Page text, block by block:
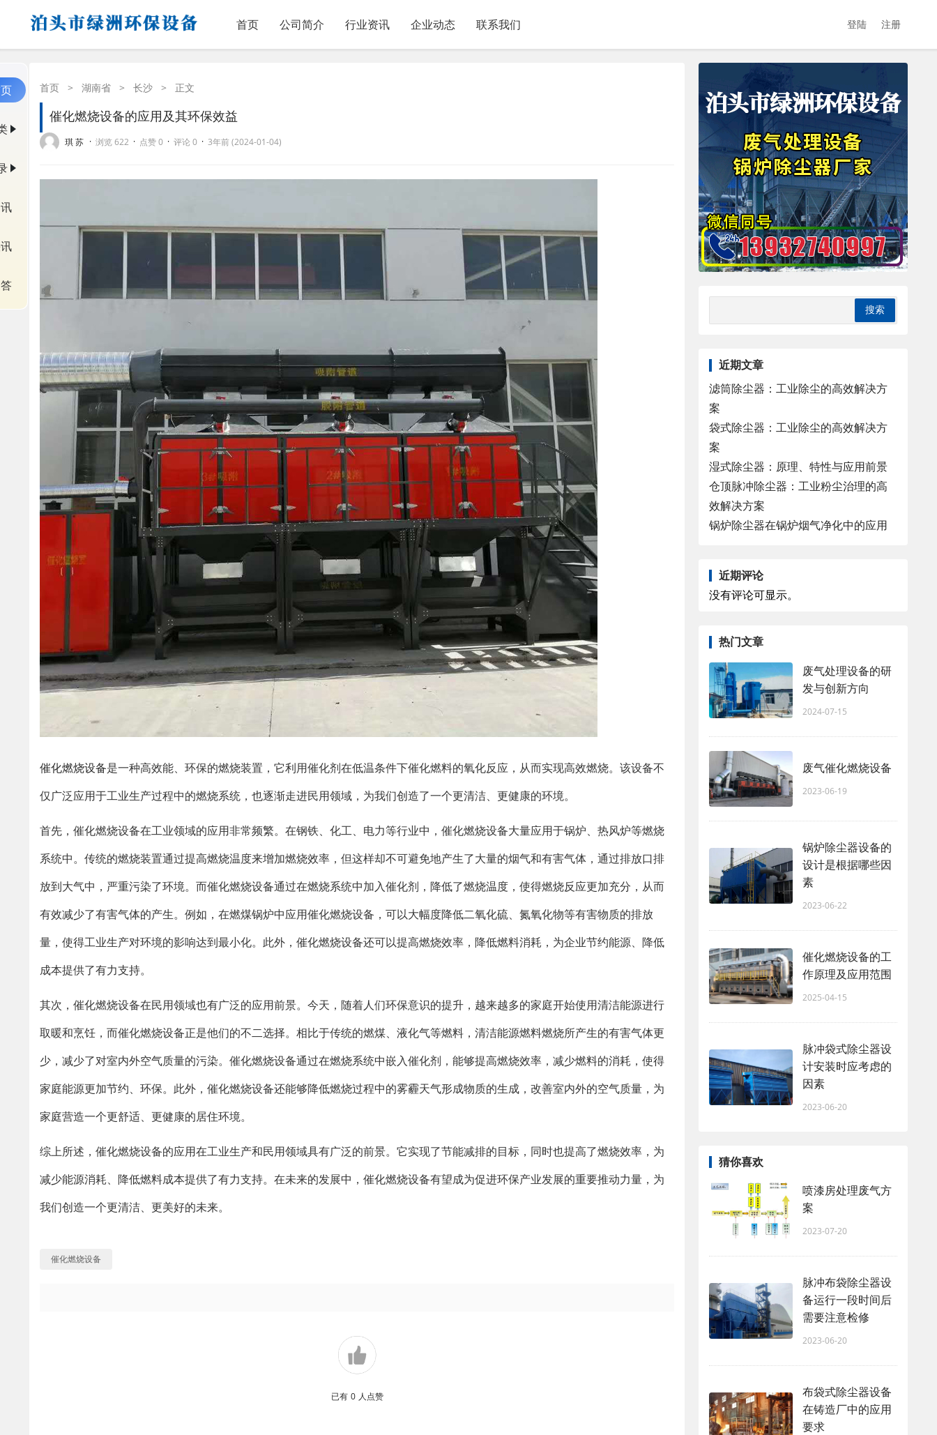
首页 公司简介 行业资讯 企业动态 联系我们 登陆 注册
首页 > 湖南省 > 长沙 > 正文
催化燃烧设备的应用及其环保效益
琪 苏 · 浏览 622 · 点赞 0 · 评论 0 · 3年前 (2024-01-04)
催化燃烧设备是一种高效能、环保的燃烧装置，它利用催化剂在低温条件下催化燃料的氧化反应，从而实现高效燃烧。该设备不
仅广泛应用于工业生产过程中的燃烧系统，也逐渐走进民用领域，为我们创造了一个更清洁、更健康的环境。
首先，催化燃烧设备在工业领域的应用非常频繁。在钢铁、化工、电力等行业中，催化燃烧设备大量应用于锅炉、热风炉等燃烧
系统中。传统的燃烧装置通过提高燃烧温度来增加燃烧效率，但这样却不可避免地产生了大量的烟气和有害气体，通过排放口排
放到大气中，严重污染了环境。而催化燃烧设备通过在燃烧系统中加入催化剂，降低了燃烧温度，使得燃烧反应更加充分，从而
有效减少了有害气体的产生。例如，在燃煤锅炉中应用催化燃烧设备，可以大幅度降低二氧化硫、氮氧化物等有害物质的排放
量，使得工业生产对环境的影响达到最小化。此外，催化燃烧设备还可以提高燃烧效率，降低燃料消耗，为企业节约能源、降低
成本提供了有力支持。
其次，催化燃烧设备在民用领域也有广泛的应用前景。今天，随着人们环保意识的提升，越来越多的家庭开始使用清洁能源进行
取暖和烹饪，而催化燃烧设备正是他们的不二选择。相比于传统的燃煤、液化气等燃料，清洁能源燃料燃烧所产生的有害气体更
少，减少了对室内外空气质量的污染。催化燃烧设备通过在燃烧系统中嵌入催化剂，能够提高燃烧效率，减少燃料的消耗，使得
家庭能源更加节约、环保。此外，催化燃烧设备还能够降低燃烧过程中的雾霾天气形成物质的生成，改善室内外的空气质量，为
家庭营造一个更舒适、更健康的居住环境。
综上所述，催化燃烧设备的应用在工业生产和民用领域具有广泛的前景。它实现了节能减排的目标，同时也提高了燃烧效率，为
减少能源消耗、降低燃料成本提供了有力支持。在未来的发展中，催化燃烧设备有望成为促进环保产业发展的重要推动力量，为
我们创造一个更清洁、更美好的未来。
催化燃烧设备
已有 0 人点赞
近期文章
滤筒除尘器：工业除尘的高效解决方
案
袋式除尘器：工业除尘的高效解决方
案
湿式除尘器：原理、特性与应用前景
仓顶脉冲除尘器：工业粉尘治理的高
效解决方案
锅炉除尘器在锅炉烟气净化中的应用
近期评论
没有评论可显示。
热门文章
废气处理设备的研
发与创新方向
2024-07-15
废气催化燃烧设备
2023-06-19
锅炉除尘器设备的
设计是根据哪些因
素
2023-06-22
催化燃烧设备的工
作原理及应用范围
2025-04-15
脉冲袋式除尘器设
计安装时应考虑的
因素
2023-06-20
猜你喜欢
喷漆房处理废气方
案
2023-07-20
脉冲布袋除尘器设
备运行一段时间后
需要注意检修
2023-06-20
布袋式除尘器设备
在铸造厂中的应用
要求